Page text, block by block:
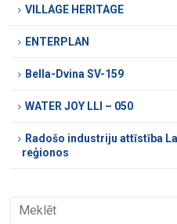
VILLAGE HERITAGE
ENTERPLAN
Bella-Dvina SV-159
WATER JOY LLI – 050
Radošo industriju attīstība
reģionos